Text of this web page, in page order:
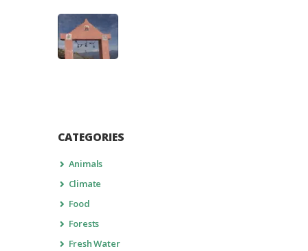
CATEGORIES
Animals
Climate
Food
Forests
Fresh Water